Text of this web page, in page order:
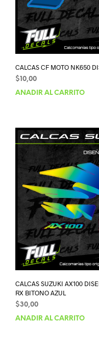
CALCAS CF MOTO NK650
$ 10,00
AÑADIR AL CARRITO
CALCAS SUZUKI AX100
RX BITONO AZUL
$30,00
AÑADIR AL CARRITO